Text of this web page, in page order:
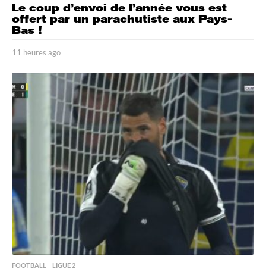
Le coup d’envoi de l’année vous est
offert par un parachutiste aux Pays-
Bas !
11 heures ago
h
r
e
s
a
o
FOOTBALL ,LIGUE 2